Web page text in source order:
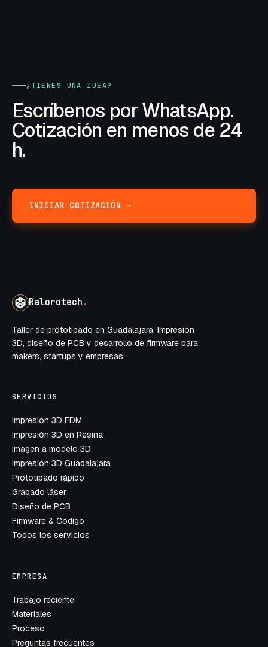
¿TIENES UNA IDEA?
Escríbenos por WhatsApp.
Cotización en menos de 24
h.
INICIAR COTIZACIÓN →
Ralorotech .
Taller de prototipado en Guadalajara. Impresión
3D, diseño de PCB y desarrollo de firmware para
makers, startups y empresas.
SERVICIOS
Impresión 3D FDM
Impresión 3D en Resina
Imagen a modelo 3D
Impresión 3D Guadalajara
Prototipado rápido
Grabado láser
Diseño de PCB
Firmware & Código
Todos los servicios
EMPRESA
Trabajo reciente
Materiales
Proceso
Preguntas frecuentes